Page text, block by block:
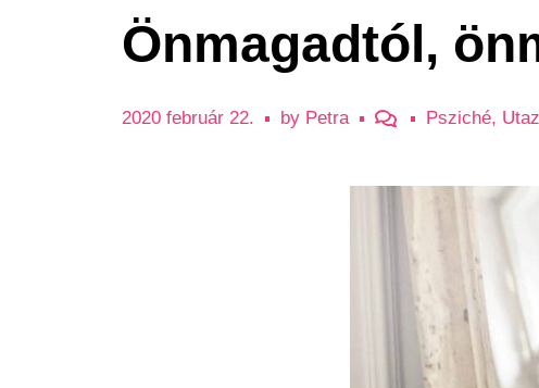
Önmagadtól,
2020 február 22. by Petra Psziché,